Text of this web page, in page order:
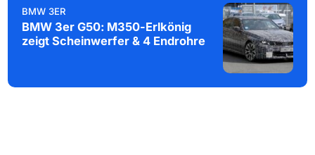
BMW 3ER
BMW 3er G50: M350-Erlkönig
zeigt Scheinwerfer & 4 Endrohre